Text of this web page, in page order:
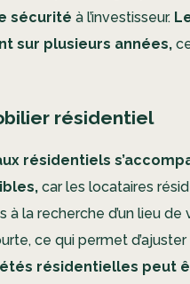
sécurité à l’investisseur.
sur plusieurs années,
résidentiel
résidentiels
car les locataires
à la recherche d’un lieu
ce qui permet
résidentielles peut